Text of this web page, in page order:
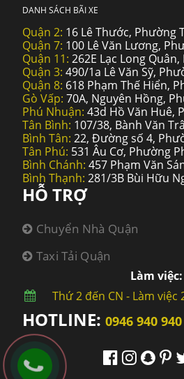
DANH SÁCH BÃI XE
Quận 2: 16 Lê Thước, Phường
Quận 7: 100 Lê Văn Lương,
Quận 11: 262E Lạc Long
Quận 3: 490/1a Lê Văn Sỹ,
Quận 8: 618 Phạm Thế Hiển,
Gò Vấp: 70A, Nguyên Hồng,
Phú Nhuận: 43d Hồ Văn Huê,
Tân Bình: 107/38, Bành Văn
Bình Tân: 22, Đường số 4,
Tân Phú: 531 Âu Cơ, Phường
Bình Chánh: 457 Phạm Văn
Bình Thạnh: 281/3B Bùi Hữu
HỖ TRỢ
Chuyển Nhà Quận
Taxi Tải Quận
Làm việc:
Thứ 2 đến CN - Làm việc
HOTLINE: 0946 940 940